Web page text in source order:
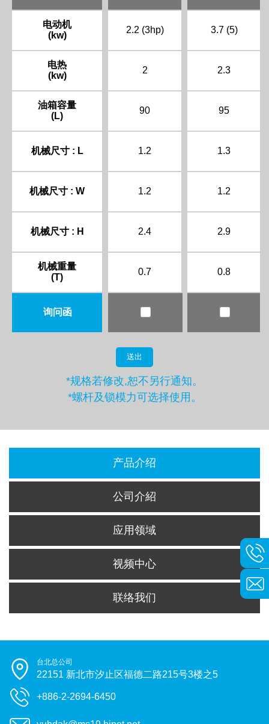
电动机
(kw)
电热
(kw)
油箱容量
(L)
机械尺寸 : L
机械尺寸 : W
机械尺寸 : H
机械重量
(T)
询问函
2.2 (3hp)
2
90
1.2
1.2
2.4
0.7
3.7 (5)
2.3
95
1.3
1.2
2.9
0.8
送出
*规格若修改,恕不另行通知。
*螺杆及锁模力可选择使用。
产品介绍
公司介紹
应用领域
视频中心
联络我们
台北总公司
22151 新北市汐止区福德二路215号3楼之5
+886-2-2694-6450